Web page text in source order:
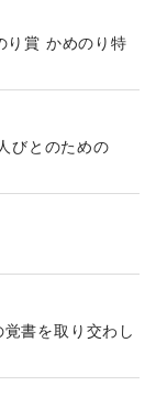
賞 かめのり特
びとのための
書を取り交わし